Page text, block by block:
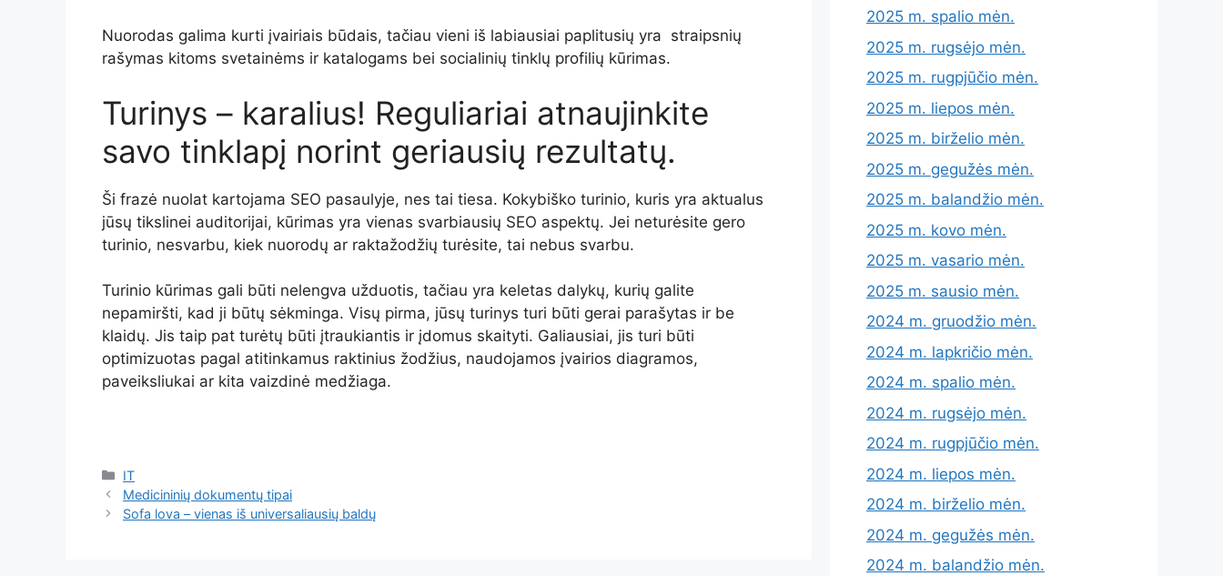
Nuorodas galima kurti įvairiais būdais, tačiau vieni iš labiausiai paplitusių yra straipsnių
rašymas kitoms svetainėms ir katalogams bei socialinių tinklų profilių kūrimas.
Turinys – karalius! Reguliariai atnaujinkite
savo tinklapį norint geriausių rezultatų.
Ši frazė nuolat kartojama SEO pasaulyje, nes tai tiesa. Kokybiško turinio, kuris yra aktualus
jūsų tikslinei auditorijai, kūrimas yra vienas svarbiausių SEO aspektų. Jei neturėsite gero
turinio, nesvarbu, kiek nuorodų ar raktažodžių turėsite, tai nebus svarbu.
Turinio kūrimas gali būti nelengva užduotis, tačiau yra keletas dalykų, kurių galite
nepamiršti, kad ji būtų sėkminga. Visų pirma, jūsų turinys turi būti gerai parašytas ir be
klaidų. Jis taip pat turėtų būti įtraukiantis ir įdomus skaityti. Galiausiai, jis turi būti
optimizuotas pagal atitinkamus raktinius žodžius, naudojamos įvairios diagramos,
paveiksliukai ar kita vaizdinė medžiaga.
Kategorijos
IT
Medicininių dokumentų tipai
Sofa lova – vienas iš universaliausių baldų
2025 m. spalio mėn.
2025 m. rugsėjo mėn.
2025 m. rugpjūčio mėn.
2025 m. liepos mėn.
2025 m. birželio mėn.
2025 m. gegužės mėn.
2025 m. balandžio mėn.
2025 m. kovo mėn.
2025 m. vasario mėn.
2025 m. sausio mėn.
2024 m. gruodžio mėn.
2024 m. lapkričio mėn.
2024 m. spalio mėn.
2024 m. rugsėjo mėn.
2024 m. rugpjūčio mėn.
2024 m. liepos mėn.
2024 m. birželio mėn.
2024 m. gegužės mėn.
2024 m. balandžio mėn.